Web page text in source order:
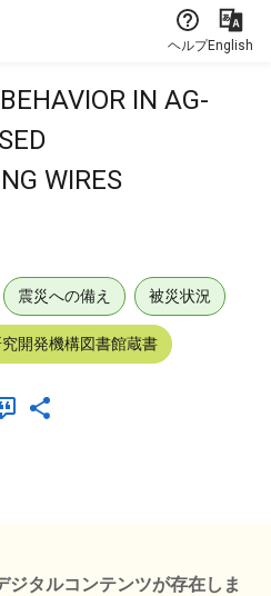
ヘルプEnglish
IN AG-
WIRES
震災への備え 被災状況
開発機構図書館蔵書
ジタルコンテンツが存在しま